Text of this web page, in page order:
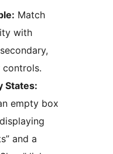
Match
with
States:
empty box
and a